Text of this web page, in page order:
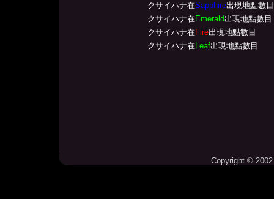
クサイハナ在Sapphire出現地點數目
クサイハナ在Emerald出現地點數目
クサイハナ在Fire出現地點數目
クサイハナ在Leaf出現地點數目
Copyright ©